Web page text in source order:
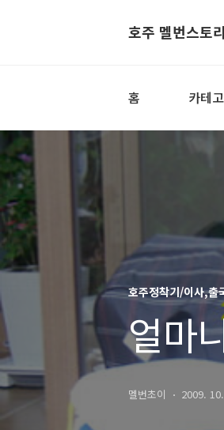
호주 멜번스토리
홈 카테
호주정착기/이사,출
얼마
멜번초이 2009.